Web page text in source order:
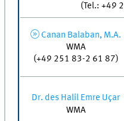
(Tel.: +49
Canan Balaban, M.A.
WMA
(+49 251 83-2 61 87)
Dr. des Halil Emre Uçar
WMA